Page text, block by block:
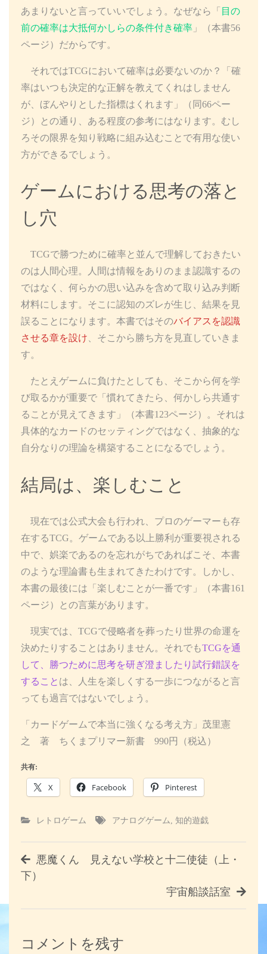
あまりないと言っていいでしょう。なぜなら「 目の
前の確率は大抵何かしらの条件付き確率 」（本書56
ページ）だからです。
それではTCGにおいて確率は必要ないのか？「確
率はいつも決定的な正解を教えてくれはしません
が、ぼんやりとした指標はくれます」（同66ペー
ジ）との通り、ある程度の参考にはなります。むし
ろその限界を知り戦略に組み込むことで有用な使い
方ができるでしょう。
ゲームにおける思考の落と
し穴
TCGで勝つために確率と並んで理解しておきたい
のは人間心理。人間は情報をありのまま認識するの
ではなく、何らかの思い込みを含めて取り込み判断
材料にします。そこに認知のズレが生じ、結果を見
誤ることになります。本書ではそのバイアスを認識
させる章を設け 、そこから勝ち方を見直していきま
す。
たとえゲームに負けたとしても、そこから何を学
び取るかが重要で「慣れてきたら、何かしら共通す
ることが見えてきます」（本書123ページ）。それは
具体的なカードのセッティングではなく、抽象的な
自分なりの理論を構築することになるでしょう。
結局は、楽しむこと
現在では公式大会も行われ、プロのゲーマーも存
在するTCG。ゲームである以上勝利が重要視される
中で、娯楽であるのを忘れがちであればこそ、本書
のような理論書も生まれてきたわけです。しかし、
本書の最後には「楽しむことが一番です」（本書161
ページ）との言葉があります。
現実では、TCGで侵略者を葬ったり世界の命運を
決めたりすることはありません。それでもTCGを通
して、勝つために思考を研ぎ澄ましたり試行錯誤を
すること は、人生を楽しくする一歩につながると言
っても過言ではないでしょう。
「カードゲームで本当に強くなる考え方」茂里憲
之 著 ちくまプリマー新書 990円（税込）
共有:
X Facebook Pinterest
レトロゲーム アナログゲーム, 知的遊戯
投
稿
ナ
ビ
悪魔くん 見えない学校と十二使徒（上・
下）
宇宙船談話室
コメントを残す